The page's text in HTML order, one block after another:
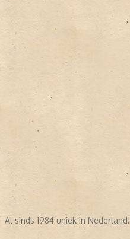
Al sinds 1984 uniek in Nederland!